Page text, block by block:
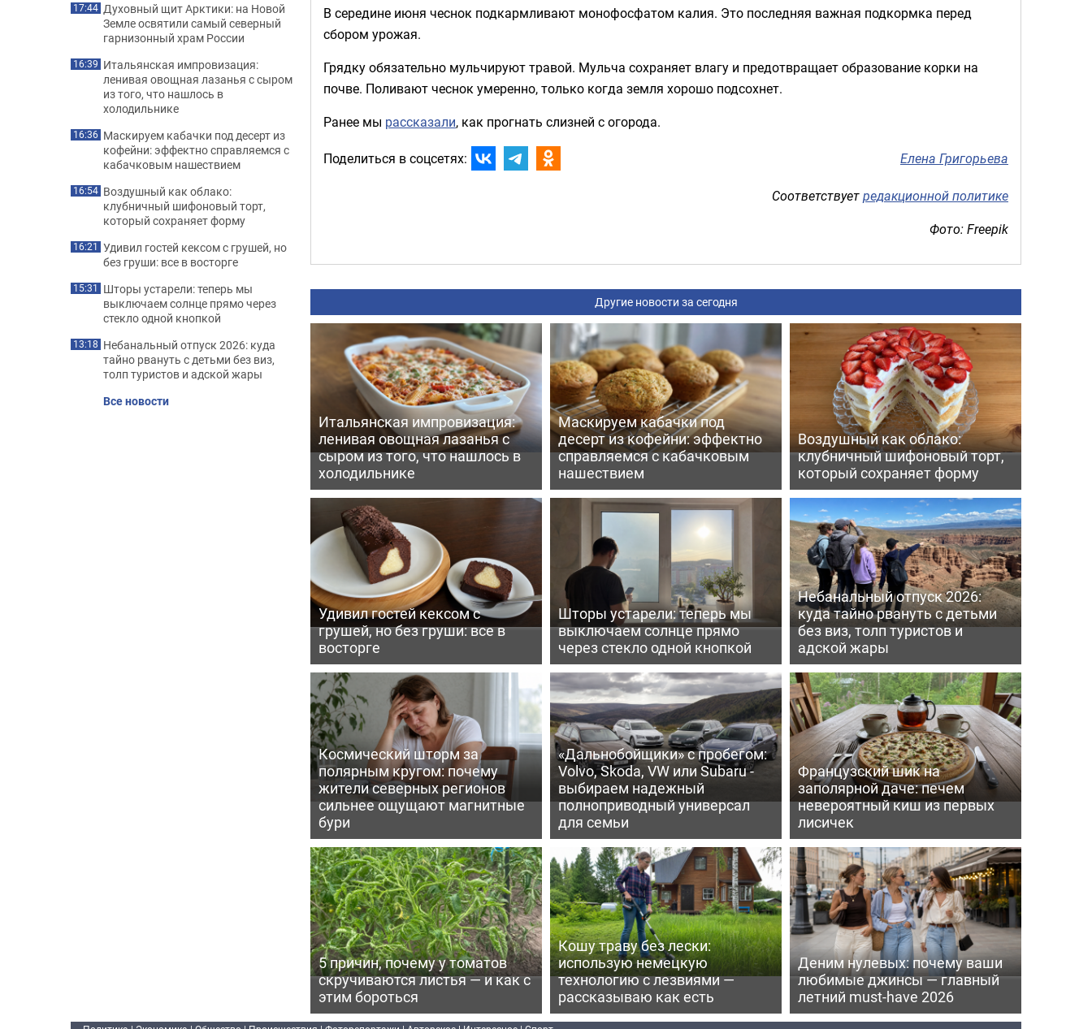
В середине июня чеснок подкармливают монофосфатом калия. Это последняя важная подкормка перед
сбором урожая.
Грядку обязательно мульчируют травой. Мульча сохраняет влагу и предотвращает образование корки на
почве. Поливают чеснок умеренно, только когда земля хорошо подсохнет.
Ранее мы рассказали, как прогнать слизней с огорода.
Поделиться в соцсетях: Елена Григорьева
Соответствуетредакционной политике
Фото: Freepik
Другие новости за сегодня
Итальянская импровизация:
ленивая овощная лазанья с
сыром из того, что нашлось в
холодильнике
Маскируем кабачки под
десерт из кофейни: эффектно
справляемся с кабачковым
нашествием
Воздушный как облако:
клубничный шифоновый торт,
который сохраняет форму
Удивил гостей кексом с
грушей, но без груши: все в
восторге
Шторы устарели: теперь мы
выключаем солнце прямо
через стекло одной кнопкой
Небанальный отпуск 2026:
куда тайно рвануть с детьми
без виз, толп туристов и
адской жары
Космический шторм за
полярным кругом: почему
жители северных регионов
сильнее ощущают магнитные
бури
«Дальнобойщики» с пробегом:
Volvo, Skoda, VW или Subaru -
выбираем надежный
полноприводный универсал
для семьи
Французский шик на
заполярной даче: печем
невероятный киш из первых
лисичек
5 причин, почему у томатов
скручиваются листья — и как с
этим бороться
Кошу траву без лески:
использую немецкую
технологию с лезвиями —
рассказываю как есть
Деним нулевых: почему ваши
любимые джинсы — главный
летний must-have 2026
17:44 Духовный щит Арктики: на Новой
Земле освятили самый северный
гарнизонный храм России
16:39 Итальянская импровизация:
ленивая овощная лазанья с сыром
из того, что нашлось в
холодильнике
16:36 Маскируем кабачки под десерт из
кофейни: эффектно справляемся с
кабачковым нашествием
16:54 Воздушный как облако:
клубничный шифоновый торт,
который сохраняет форму
16:21 Удивил гостей кексом с грушей, но
без груши: все в восторге
15:31 Шторы устарели: теперь мы
выключаем солнце прямо через
стекло одной кнопкой
13:18 Небанальный отпуск 2026: куда
тайно рвануть с детьми без виз,
толп туристов и адской жары
Все новости